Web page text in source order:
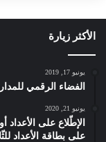
الأكثر زيارة
يونيو 17, 2019
الفضاء الرقمي
يونيو 21, 2020
الإطّلاع على الأعداد
على بطاقة الأعداد